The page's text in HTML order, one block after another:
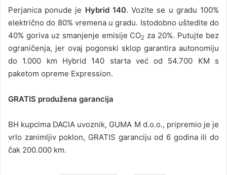
Perjanica ponude je Hybrid 140. Vozite se u gradu 100%
električno do 80% vremena u gradu. Istodobno uštedite do
40% goriva uz smanjenje emisije CO2 za 20%. Putujte bez
ograničenja, jer ovaj pogonski sklop garantira autonomiju
do 1.000 km Hybrid 140 starta već od 54.700 KM s
paketom opreme Expression.
GRATIS produžena garancija
BH kupcima DACIA uvoznik, GUMA M d.o.o., pripremio je je
vrlo zanimljiv poklon, GRATIS garanciju od 6 godina ili do
čak 200.000 km.